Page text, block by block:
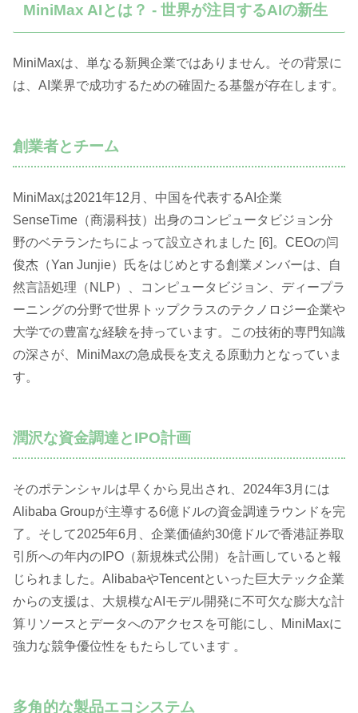
MiniMax AIとは？ - 世界が注目するAIの新生
MiniMaxは、単なる新興企業ではありません。その背景に
は、AI業界で成功するための確固たる基盤が存在します。
創業者とチーム
MiniMaxは2021年12月、中国を代表するAI企業
SenseTime（商湯科技）出身のコンピュータビジョン分
野のベテランたちによって設立されました [6]。CEOの闫
俊杰（Yan Junjie）氏をはじめとする創業メンバーは、自
然言語処理（NLP）、コンピュータビジョン、ディープラ
ーニングの分野で世界トップクラスのテクノロジー企業や
大学での豊富な経験を持っています。この技術的専門知識
の深さが、MiniMaxの急成長を支える原動力となっていま
す。
潤沢な資金調達とIPO計画
そのポテンシャルは早くから見出され、2024年3月には
Alibaba Groupが主導する6億ドルの資金調達ラウンドを完
了。そして2025年6月、企業価値約30億ドルで香港証券取
引所への年内のIPO（新規株式公開）を計画していると報
じられました。AlibabaやTencentといった巨大テック企業
からの支援は、大規模なAIモデル開発に不可欠な膨大な計
算リソースとデータへのアクセスを可能にし、MiniMaxに
強力な競争優位性をもたらしています 。
多角的な製品エコシステム